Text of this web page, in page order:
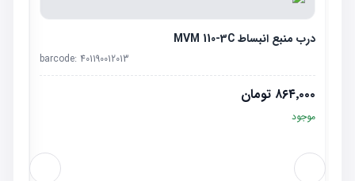
درب منبع انبساط MVM 110-3C
barcode: 401190012013
۸۶۴٬۰۰۰ تومان
موجود